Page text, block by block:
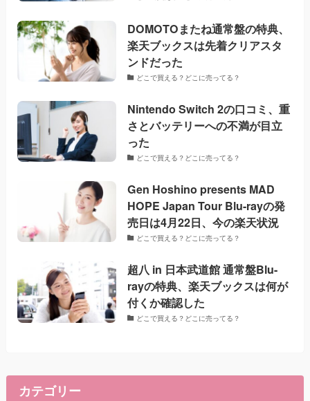
DOMOTOまたね通常盤の特典、
楽天ブックスは先着クリアスタ
ンドだった
どこで買える？どこに売ってる？
Nintendo Switch 2の口コミ、重
さとバッテリーへの不満が目立
った
どこで買える？どこに売ってる？
Gen Hoshino presents MAD
HOPE Japan Tour Blu-rayの発
売日は4月22日、今の楽天状況
どこで買える？どこに売ってる？
超八 in 日本武道館 通常盤Blu-
rayの特典、楽天ブックスは何が
付くか確認した
どこで買える？どこに売ってる？
カテゴリー